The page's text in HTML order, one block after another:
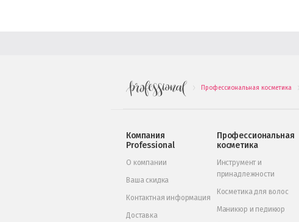
Профессиональная косметика
Компания
Professional
О компании
Ваша скидка
Контактная информация
Доставка
Профессиональная
косметика
Инструмент и
принадлежности
Косметика для волос
Маникюр и педикюр